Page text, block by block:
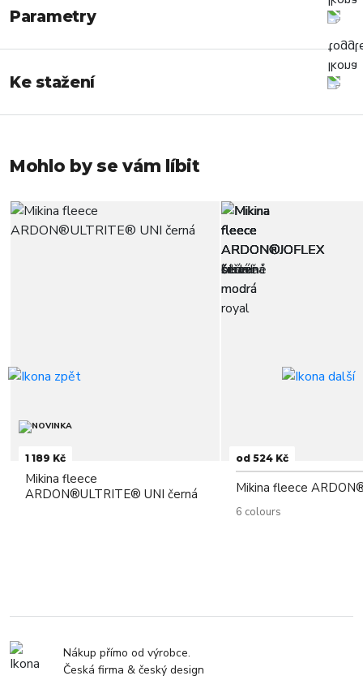
Parametry
Ke stažení
Mohlo by se vám líbit
1 189 Kč
Mikina fleece
ARDON®ULTRITE® UNI černá
od 524 Kč
Mikina fleece
6 colours
Nákup přímo od výrobce.
Česká firma & český design